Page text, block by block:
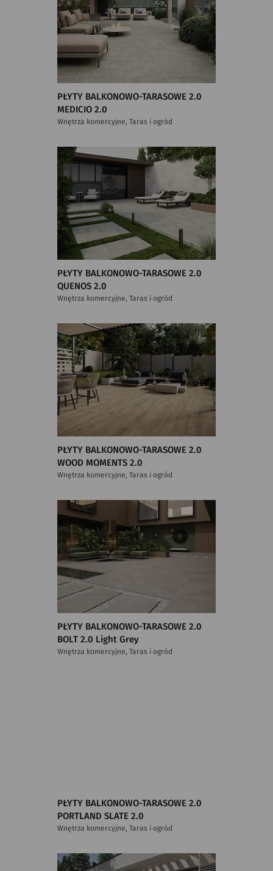
PŁYTY BALKONOWO-TARASOWE 2.0
MEDICIO 2.0
Wnętrza komercyjne, Taras i ogród
PŁYTY BALKONOWO-TARASOWE 2.0
QUENOS 2.0
Wnętrza komercyjne, Taras i ogród
PŁYTY BALKONOWO-TARASOWE 2.0
WOOD MOMENTS 2.0
Wnętrza komercyjne, Taras i ogród
PŁYTY BALKONOWO-TARASOWE 2.0
BOLT 2.0 Light Grey
Wnętrza komercyjne, Taras i ogród
PŁYTY BALKONOWO-TARASOWE 2.0
PORTLAND SLATE 2.0
Wnętrza komercyjne, Taras i ogród